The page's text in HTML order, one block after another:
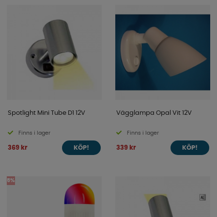
Spotlight Mini Tube D1 12V
Finns i lager
369 kr KÖP!
Vägglampa Opal Vit 12V
Finns i lager
339 kr KÖP!
5%